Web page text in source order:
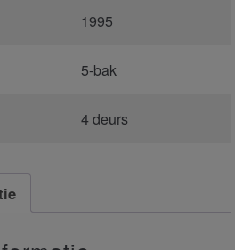
1995
5-bak
4 deurs